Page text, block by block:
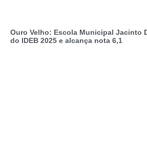
Ouro Velho: Escola Municipal Jacinto
do IDEB 2025 e alcança nota 6,1